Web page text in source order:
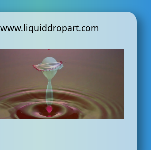
www.liquiddropart.com